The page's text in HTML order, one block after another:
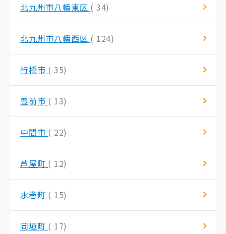
北九州市八幡東区 ( 34)
北九州市八幡西区 ( 124)
行橋市 ( 35)
豊前市 ( 13)
中間市 ( 22)
芦屋町 ( 12)
水巻町 ( 15)
岡垣町 ( 17)